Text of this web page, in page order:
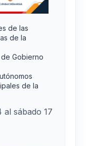
de las
de la
Gobierno
de la
al sábado 17